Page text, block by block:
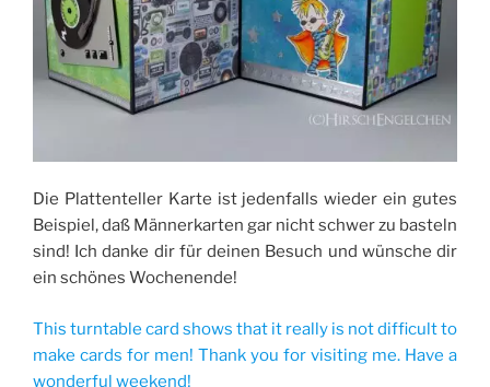
Die Plattenteller Karte ist jedenfalls wieder ein gutes
Beispiel, daß Männerkarten gar nicht schwer zu basteln
sind! Ich danke dir für deinen Besuch und wünsche dir
ein schönes Wochenende!
This turntable card shows that it really is not difficult to
make cards for men! Thank you for visiting me. Have a
wonderful weekend!